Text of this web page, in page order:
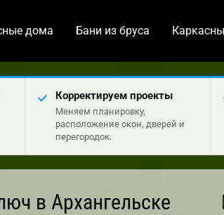
дома Бани из бруса
Корректируем проекты
Меняем планировку,
расположение окон, дверей и
перегородок.
в Архангельске